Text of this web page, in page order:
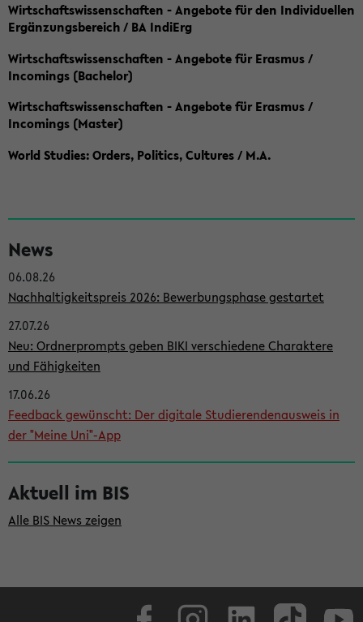
Wirtschaftswissenschaften - Angebote für den Individuellen
Ergänzungsbereich / BA IndiErg
Wirtschaftswissenschaften - Angebote für Erasmus /
Incomings (Bachelor)
Wirtschaftswissenschaften - Angebote für Erasmus /
Incomings (Master)
World Studies: Orders, Politics, Cultures / M.A.
e
i
t
e
n
l
e
i
s
t
e
News
06.08.26
Nachhaltigkeitspreis 2026: Bewerbungsphase gestartet
27.07.26
Neu: Ordnerprompts geben BIKI verschiedene Charaktere
und Fähigkeiten
17.06.26
Feedback gewünscht: Der digitale Studierendenausweis in
der "Meine Uni"-App
Aktuell im BIS
Alle BIS News zeigen